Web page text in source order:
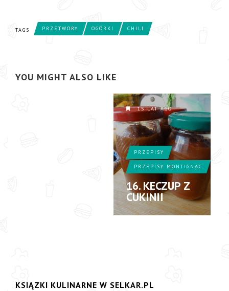
TAGS PRZETWORY OGÓRKI CHILI
YOU MIGHT ALSO LIKE
ZIMOWA
15 LAT AGO
PRZEPISY
PRZEPISY MONTIGNAC
16. KECZUP Z
CUKINII
KSIĄZKI KULINARNE W SELKAR.PL